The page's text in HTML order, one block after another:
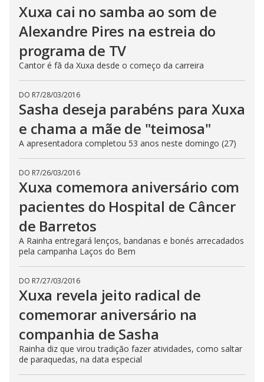
Xuxa cai no samba ao som de
Alexandre Pires na estreia do
programa de TV
Cantor é fã da Xuxa desde o começo da carreira
DO R7/28/03/2016
Sasha deseja parabéns para Xuxa
e chama a mãe de "teimosa"
A apresentadora completou 53 anos neste domingo (27)
DO R7/26/03/2016
Xuxa comemora aniversário com
pacientes do Hospital de Câncer
de Barretos
A Rainha entregará lenços, bandanas e bonés arrecadados
pela campanha Laços do Bem
DO R7/27/03/2016
Xuxa revela jeito radical de
comemorar aniversário na
companhia de Sasha
Rainha diz que virou tradição fazer atividades, como saltar
de paraquedas, na data especial